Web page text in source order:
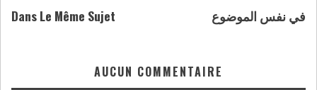
Dans Le Même Sujet في نفس الموضوع
AUCUN COMMENTAIRE